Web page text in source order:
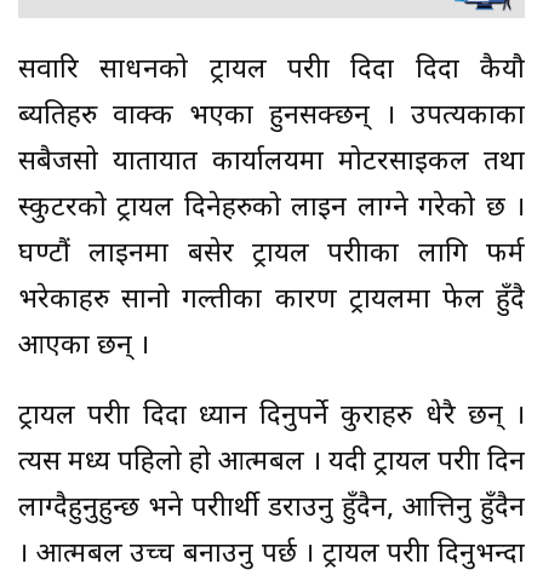
सवारि साधनको ट्रायल परीक्षा दिदा दिदा कैयौ
ब्यतिहरु वाक्क भएका हुनसक्छन् । उपत्यकाका
सबैजसो यातायात कार्यालयमा मोटरसाइकल तथा
स्कुटरको ट्रायल दिनेहरुको लाइन लाग्ने गरेको छ ।
घण्टौं लाइनमा बसेर ट्रायल परीक्षाका लागि फर्म
भरेकाहरु सानो गल्तीका कारण ट्रायलमा फेल हुँदै
आएका छन् ।
ट्रायल परीक्षा दिदा ध्यान दिनुपर्ने कुराहरु धेरै छन् ।
त्यस मध्य पहिलो हो आत्मबल । यदी ट्रायल परीक्षा दिन
लाग्दैहुनुहुन्छ भने परीक्षार्थी डराउनु हुँदैन, आत्तिनु हुँदैन
। आत्मबल उच्च बनाउनु पर्छ । ट्रायल परीक्षा दिनुभन्दा